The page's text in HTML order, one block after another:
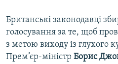
Британські законодавці
голосування за те, щоб
з метою виходу із глухого
Прем’єр-міністр Борис